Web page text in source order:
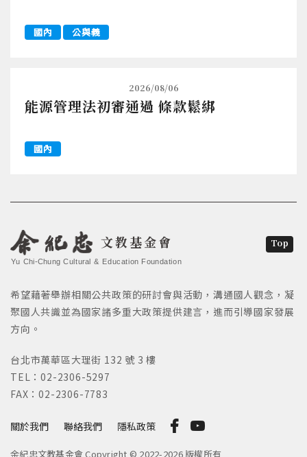
國內 公與義
2026/08/06
能源管理法初審通過 條款鬆綁
國內
文教基金會
Yu Chi-Chung Cultural & Education Foundation
關於我們 聯絡我們 隱私政策
希望藉著舉辦相關公共政策的研討會與活動，溝通國人觀念，凝
聚國人共識並為國家諸多重大政策提供建言，進而引導國家發展
方向。
台北市萬華區大理街 132 號 3 樓
TEL：02-2306-5297
FAX：02-2306-7783
余紀忠文教基金會 Copyright © 2022-2026 版權所有
Top